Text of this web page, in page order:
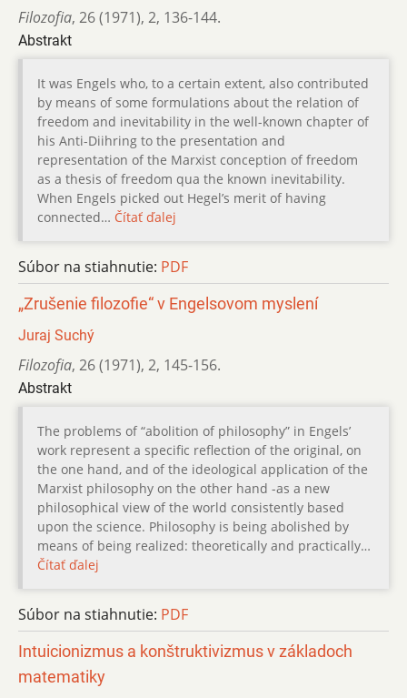
Filozofia, 26 (1971), 2, 136-144.
Abstrakt
It was Engels who, to a certain extent, also contributed
by means of some formulations about the relation of
freedom and inevitability in the well-known chapter of
his Anti-Diihring to the presentation and
representation of the Marxist conception of freedom
as a thesis of freedom qua the known inevitability.
When Engels picked out Hegel’s merit of having
connected… Čítať ďalej
Súbor na stiahnutie: PDF
„Zrušenie filozofie“ v Engelsovom myslení
Juraj Suchý
Filozofia, 26 (1971), 2, 145-156.
Abstrakt
The problems of “abolition of philosophy” in Engels’
work represent a specific reflection of the original, on
the one hand, and of the ideological application of the
Marxist philosophy on the other hand -as a new
philosophical view of the world consistently based
upon the science. Philosophy is being abolished by
means of being realized: theoretically and practically…
Čítať ďalej
Súbor na stiahnutie: PDF
Intuicionizmus a konštruktivizmus v základoch
matematiky